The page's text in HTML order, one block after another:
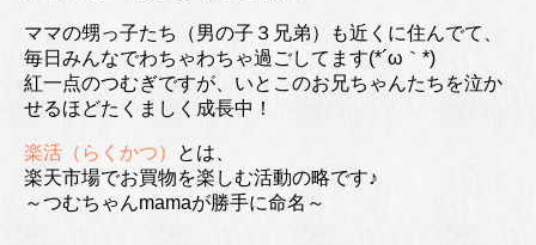
ママの甥っ子たち（男の子３兄弟）も近くに住んでて、
毎日みんなでわちゃわちゃ過ごしてます(*´ω｀*)
紅一点のつむぎですが、いとこのお兄ちゃんたちを泣か
せるほどたくましく成長中！
楽活（らくかつ）
とは、
楽天市場でお買物を楽しむ活動の略です♪
～つむちゃんmamaが勝手に命名～